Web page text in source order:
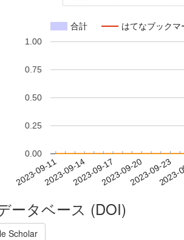
合計 はてなブックマ
2023-09-112023-09-142023-09-172023-09-202023-09-23
0.00
0.25
0.50
0.75
1.00
ータベース (DOI)
Scholar